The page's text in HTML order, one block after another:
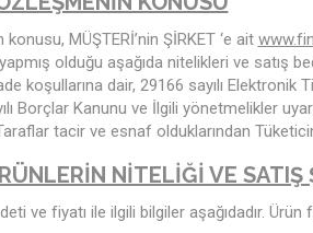
MÜŞTERİ’nin ŞİRKET ‘e ait
olduğu aşağıda nitelikleri ve satış
koşullarına dair, 29166 sayılı
Borçlar Kanunu ve İlgili yönetmelikler
Taraflar tacir ve esnaf olduklarından
NİTELİĞİ VE SATIŞ
ve fiyatı ile ilgili bilgiler aşağıdadır. Ürün